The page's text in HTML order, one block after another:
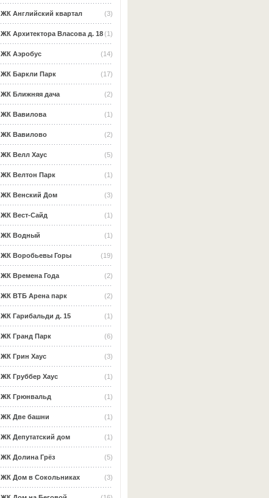
(3)
ЖК Английский квартал
(1)
ЖК Архитектора Власова д. 18
(14)
ЖК Аэробус
(17)
ЖК Баркли Парк
(2)
ЖК Ближняя дача
(1)
ЖК Вавилова
(2)
ЖК Вавилово
(5)
ЖК Велл Хаус
(1)
ЖК Велтон Парк
(3)
ЖК Венский Дом
(1)
ЖК Вест-Сайд
(1)
ЖК Водный
(19)
ЖК Воробьевы Горы
(2)
ЖК Времена Года
(2)
ЖК ВТБ Арена парк
(1)
ЖК Гарибальди д. 15
(6)
ЖК Гранд Парк
(3)
ЖК Грин Хаус
(1)
ЖК Груббер Хаус
(1)
ЖК Грюнвальд
(1)
ЖК Две башни
(1)
ЖК Депутатский дом
(5)
ЖК Долина Грёз
(3)
ЖК Дом в Сокольниках